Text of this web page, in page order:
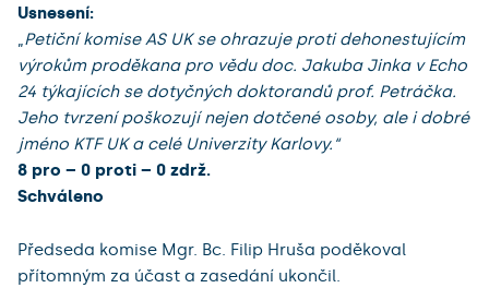
Usnesení:
„Petiční komise AS UK se ohrazuje proti dehonestujícím
výrokům proděkana pro vědu doc. Jakuba Jinka v Echo
24 týkajících se dotyčných doktorandů prof. Petráčka.
Jeho tvrzení poškozují nejen dotčené osoby, ale i dobré
jméno KTF UK a celé Univerzity Karlovy.“
8 pro – 0 proti – 0 zdrž.
Schváleno
Předseda komise Mgr. Bc. Filip Hruša poděkoval
přítomným za účast a zasedání ukončil.